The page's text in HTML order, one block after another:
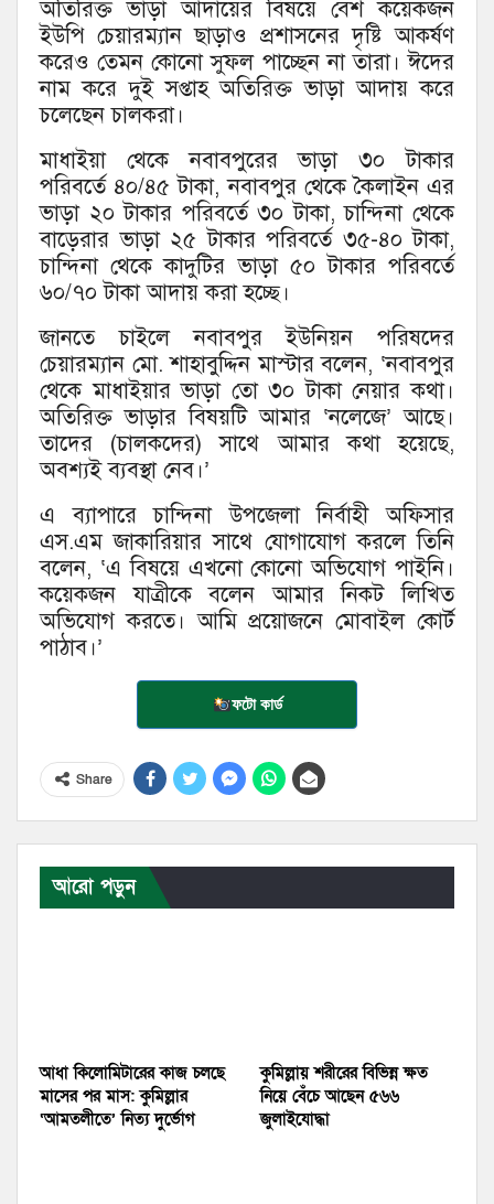
অতিরিক্ত ভাড়া আদায়ের বিষয়ে বেশ কয়েকজন
ইউপি চেয়ারম্যান ছাড়াও প্রশাসনের দৃষ্টি আকর্ষণ
করেও তেমন কোনো সুফল পাচ্ছেন না তারা। ঈদের
নাম করে দুই সপ্তাহ অতিরিক্ত ভাড়া আদায় করে
চলেছেন চালকরা।
মাধাইয়া থেকে নবাবপুরের ভাড়া ৩০ টাকার
পরিবর্তে ৪০/৪৫ টাকা, নবাবপুর থেকে কৈলাইন এর
ভাড়া ২০ টাকার পরিবর্তে ৩০ টাকা, চান্দিনা থেকে
বাড়েরার ভাড়া ২৫ টাকার পরিবর্তে ৩৫-৪০ টাকা,
চান্দিনা থেকে কাদুটির ভাড়া ৫০ টাকার পরিবর্তে
৬০/৭০ টাকা আদায় করা হচ্ছে।
জানতে চাইলে নবাবপুর ইউনিয়ন পরিষদের
চেয়ারম্যান মো. শাহাবুদ্দিন মাস্টার বলেন, ‘নবাবপুর
থেকে মাধাইয়ার ভাড়া তো ৩০ টাকা নেয়ার কথা।
অতিরিক্ত ভাড়ার বিষয়টি আমার ‘নলেজে’ আছে।
তাদের (চালকদের) সাথে আমার কথা হয়েছে,
অবশ্যই ব্যবস্থা নেব।’
এ ব্যাপারে চান্দিনা উপজেলা নির্বাহী অফিসার
এস.এম জাকারিয়ার সাথে যোগাযোগ করলে তিনি
বলেন, ‘এ বিষয়ে এখনো কোনো অভিযোগ পাইনি।
কয়েকজন যাত্রীকে বলেন আমার নিকট লিখিত
অভিযোগ করতে। আমি প্রয়োজনে মোবাইল কোর্ট
পাঠাব।’
ফটো কার্ড
Share
আরো পড়ুন
আধা কিলোমিটারের কাজ চলছে
মাসের পর মাস: কুমিল্লার
‘আমতলীতে’ নিত্য দুর্ভোগ
কুমিল্লায় শরীরের বিভিন্ন ক্ষত
নিয়ে বেঁচে আছেন ৫৬৬
জুলাইযোদ্ধা